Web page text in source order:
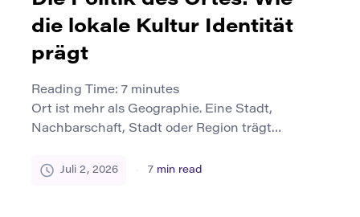
geht […]
die lokale Kultur Identität
prägt
Reading Time: 7 minutes
Ort ist mehr als Geographie. Eine Stadt,
Nachbarschaft, Stadt oder Region trägt
Geschichten und soziale Regeln. Diese Elemente
Juli 2, 2026 7 min read